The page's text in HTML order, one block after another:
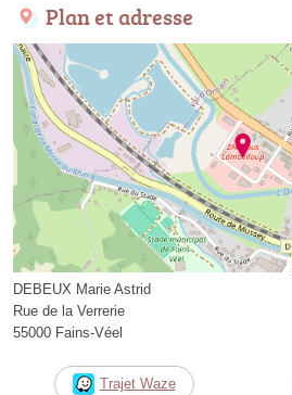
Plan et adresse
DEBEUX Marie Astrid
Rue de la Verrerie
55000 Fains-Véel
Trajet Waze